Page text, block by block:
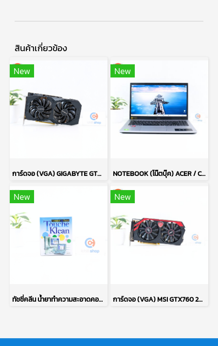
สินค้าเกี่ยวข้อง
New
การ์ดจอ (VGA) GIGABYTE GTX1660 SUPER 6GB 2F OC P13505
New
NOTEBOOK (โน๊ตบุ๊ค) ACER / CPU RYZEN 7 5700U / จอ 15.6 FHD / RAM DDR4 16GB / SSD 512GB M.2 P14839
New
ทัชชี่คลีน น้ำยาทำความสะอาดคอมพิวเตอร์ COMPUTER CLEANER TOUCHE KLEAN ปริมาณ 200 มล. (ของใหม่) P16531
New
การ์ดจอ (VGA) MSI GTX760 2GB 2F GAMING OC P17695